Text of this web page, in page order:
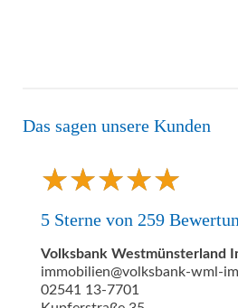
Das sagen unsere Kunden
★★★★★
★★★★★
5 Sterne von 259
Volksbank Westmünsterland
immobilien@volksbank-wml-
02541 13-7701